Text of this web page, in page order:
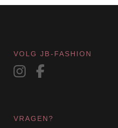
VOLG JB-FASHION
VRAGEN?